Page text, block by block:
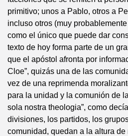
primitivo; unos a Pablo, otros a
incluso otros (muy
como el único que puede dar
texto de hoy forma parte de un
que el apóstol afronta por
Cloe”, quizás una de las
vez de una reprimenda
para la unidad y la comunión de
sola nostra theologia”, como
divisiones, los partidos, los
comunidad, quedan a la altura